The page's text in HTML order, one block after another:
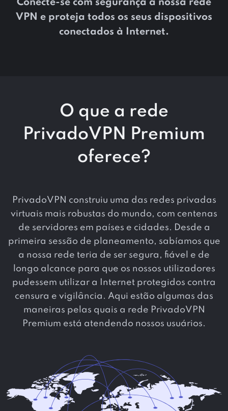
Conecte-se com segurança à nossa rede
VPN e proteja todos os seus dispositivos
conectados à Internet.
O que a rede
PrivadoVPN Premium
oferece?
PrivadoVPN construiu uma das redes privadas
virtuais mais robustas do mundo, com centenas
de servidores em países e cidades. Desde a
primeira sessão de planeamento, sabíamos que
a nossa rede teria de ser segura, fiável e de
longo alcance para que os nossos utilizadores
pudessem utilizar a Internet protegidos contra
censura e vigilância. Aqui estão algumas das
maneiras pelas quais a rede PrivadoVPN
Premium está atendendo nossos usuários.